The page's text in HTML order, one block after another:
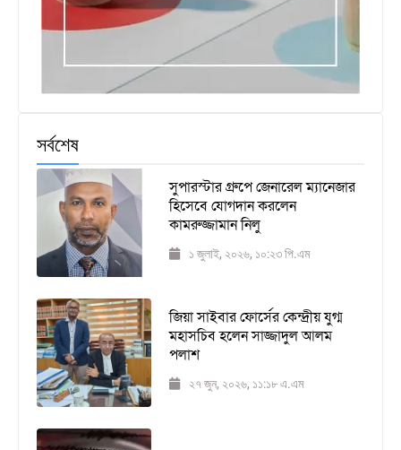
সর্বশেষ
সুপারস্টার গ্রুপে জেনারেল ম্যানেজার
হিসেবে যোগদান করলেন
কামরুজ্জামান নিলু
১ জুলাই, ২০২৬, ১০:২৩ পি.এম
জিয়া সাইবার ফোর্সের কেন্দ্রীয় যুগ্ম
মহাসচিব হলেন সাজ্জাদুল আলম
পলাশ
২৭ জুন, ২০২৬, ১১:১৮ এ.এম